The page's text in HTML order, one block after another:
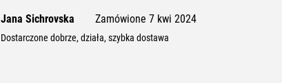
Jana Sichrovska Zamówione 7 kwi 2024
Dostarczone dobrze, działa, szybka dostawa